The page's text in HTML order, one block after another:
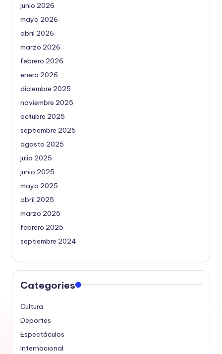
junio 2026
mayo 2026
abril 2026
marzo 2026
febrero 2026
enero 2026
diciembre 2025
noviembre 2025
octubre 2025
septiembre 2025
agosto 2025
julio 2025
junio 2025
mayo 2025
abril 2025
marzo 2025
febrero 2025
septiembre 2024
Categories
Cultura
Deportes
Espectáculos
Internacional